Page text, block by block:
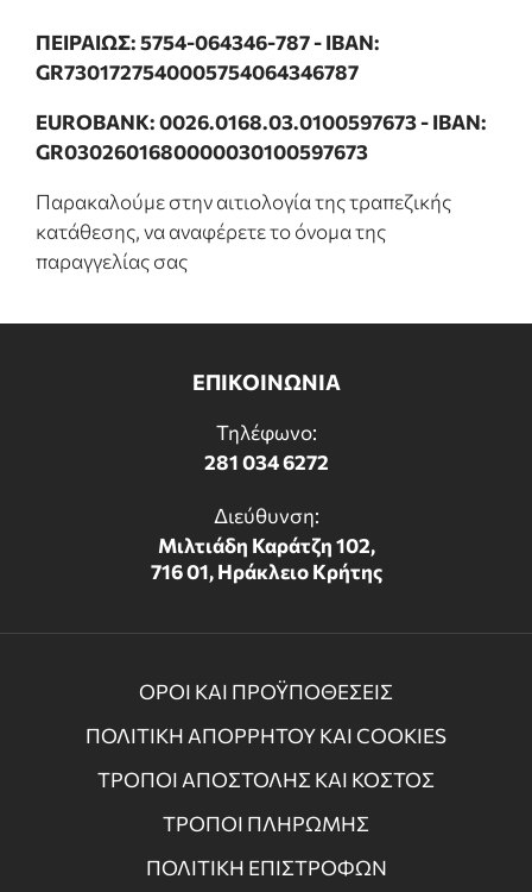
ΠΕΙΡΑΙΩΣ: 5754-064346-787 - IBAN:
GR7301727540005754064346787
EUROBANK: 0026.0168.03.0100597673 - IBAN:
GR0302601680000030100597673
Παρακαλούμε στην αιτιολογία της τραπεζικής
κατάθεσης, να αναφέρετε το όνομα της
παραγγελίας σας
ΕΠΙΚΟΙΝΩΝΙΑ
Τηλέφωνο:
281 034 6272
Διεύθυνση:
Μιλτιάδη Καράτζη 102,
716 01, Ηράκλειο Κρήτης
ΟΡΟΙ ΚΑΙ ΠΡΟΫΠΟΘΕΣΕΙΣ
ΠΟΛΙΤΙΚΗ ΑΠΟΡΡΗΤΟΥ ΚΑΙ COOKIES
ΤΡΟΠΟΙ ΑΠΟΣΤΟΛΗΣ ΚΑΙ ΚΟΣΤΟΣ
ΤΡΟΠΟΙ ΠΛΗΡΩΜΗΣ
ΠΟΛΙΤΙΚΗ ΕΠΙΣΤΡΟΦΩΝ